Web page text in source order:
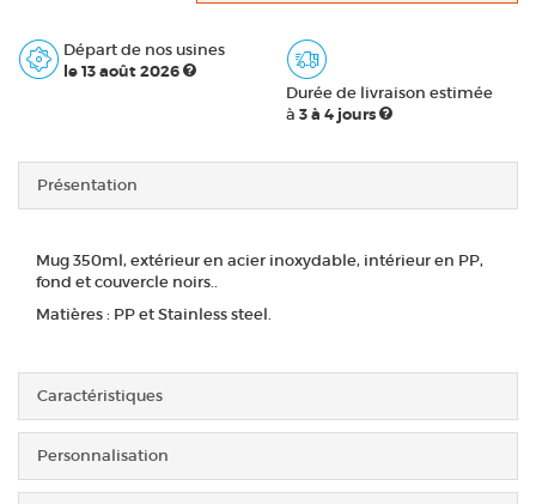
Départ de nos usines
le 13 août 2026
Durée de livraison estimée
à 3 à 4 jours
Présentation
Mug 350ml, extérieur en acier inoxydable, intérieur en PP,
fond et couvercle noirs..
Matières : PP et Stainless steel.
Caractéristiques
Personnalisation